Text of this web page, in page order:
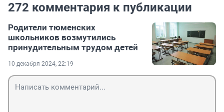
272 комментария к публикации
Родители тюменских
школьников возмутились
принудительным трудом детей
10 декабря 2024, 22:19